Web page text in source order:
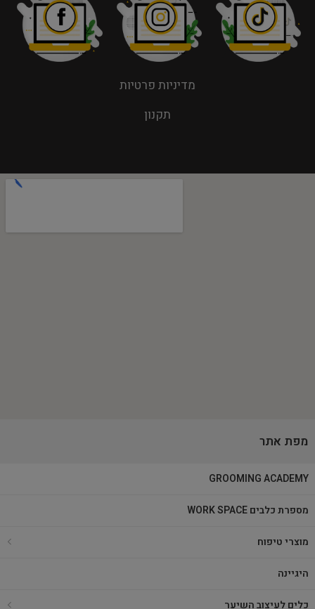
מדיניות פרטיות
תקנון
מפת אתר
GROOMING ACADEMY
מספרת כלבים WORK SPACE
מוצרי טיפוח
היגיינה
כלים לעיצוב השיער